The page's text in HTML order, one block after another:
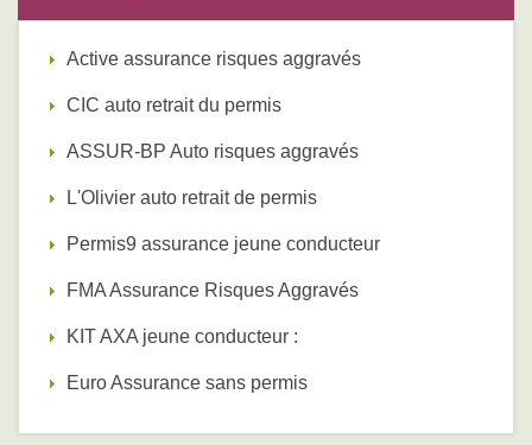
Active assurance risques aggravés
CIC auto retrait du permis
ASSUR-BP Auto risques aggravés
L'Olivier auto retrait de permis
Permis9 assurance jeune conducteur
FMA Assurance Risques Aggravés
KIT AXA jeune conducteur :
Euro Assurance sans permis